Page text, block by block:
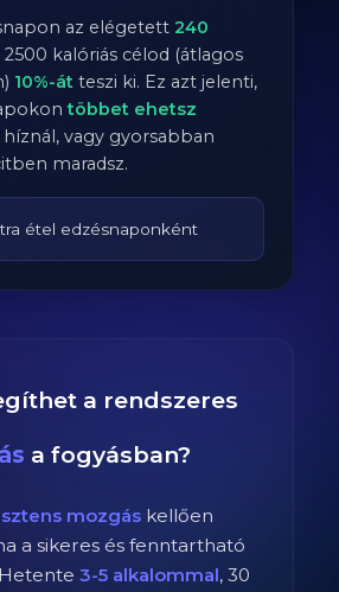
az elégetett240
2500 kalóriás célod (átlagos
10%-át teszi ki. Ez azt jelenti,
többet ehetsz
vagy gyorsabban
maradsz.
étel edzésnaponként
a rendszeres
a fogyásban?
mozgás kellően
a sikeres és fenntartható
3-5 alkalommal, 30